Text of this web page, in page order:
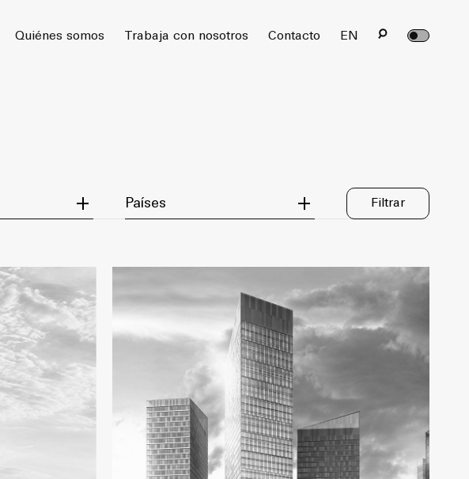
Quiénes somos Trabaja con nosotros Contacto EN
Países Filtrar